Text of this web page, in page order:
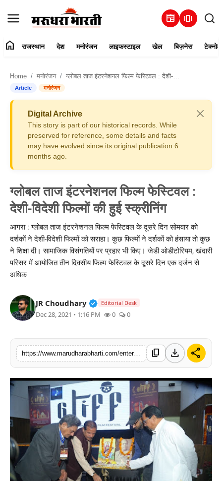
newspaper amp_stories
संपर्क करें
राजस्थान
मनोरंजन
लाइफस्टाइल
खेल
बिज़नेस
टेक्नोलॉजी
वीडियो
home राजस्थान देश मनोरंजन लाइफस्टाइल खेल बिज़नेस
Home मनोरंजन ग्लोबल ताज इंटरनेशनल फिल्म फेस्टिवल : देशी-विदेशी फिल्मों की हुई स्क्रीनिंग
Article मनोरंजन
Digital Archive
This story is part of our historical records. While
preserved for reference, some details and facts
may have evolved since its original publication 6
months ago.
ग्लोबल ताज इंटरनेशनल फिल्म फेस्टिवल :
देशी-विदेशी फिल्मों की हुई स्क्रीनिंग
आगरा : ग्लोबल ताज इंटरनेशनल फिल्म फेस्टिवल के दूसरे दिन सोमवार को
दर्शकों ने देशी-विदेशी फिल्मों को सराहा। कुछ फिल्मों ने दर्शकों को हंसाया तो कुछ
ने शिक्षा दी। सामाजिक विसंगतियों पर प्रहार भी किए। जेडी ओडीटोरियम, खंदारी
परिसर में आयोजित तीन दिवसीय फिल्म फेस्टिवल के दूसरे दिन एक दर्जन से
अधिक
JR Choudhary Verified Public Figure • 30 Mar,
Editorial Desk
Dec 28, 2021 • 1:16 PM 0 0
https://www.marudharabharti.com/entertainment/global-taj-international-film-festival content_copy download share